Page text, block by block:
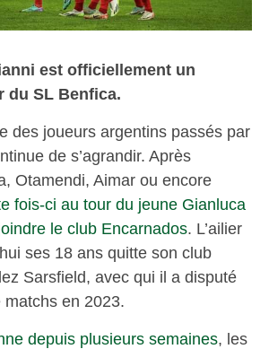
est officiellement un
du SL Benfica.
des joueurs argentins passés par
de s’agrandir. Après
Otamendi, Aimar ou encore
fois-ci au tour du jeune Gianluca
le club Encarnados. L’ailier
ses 18 ans quitte son club
Sarsfield, avec qui il a disputé
en 2023.
depuis plusieurs semaines, les